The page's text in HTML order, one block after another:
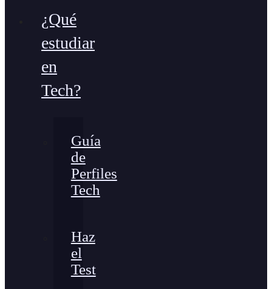
¿Qué
estudiar
en
Tech?
Guía
de
Perfiles
Tech
Haz
el
Test